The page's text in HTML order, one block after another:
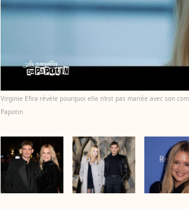
Virginie Efira révèle pourquoi elle n'est pas mariée avec son
Papotin